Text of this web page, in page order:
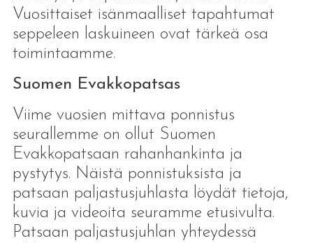
Vuosittaiset isänmaalliset tapahtumat
seppeleen laskuineen ovat tärkeä osa
toimintaamme.
Suomen Evakkopatsas
Viime vuosien mittava ponnistus
seurallemme on ollut Suomen
Evakkopatsaan rahanhankinta ja
pystytys. Näistä ponnistuksista ja
patsaan paljastusjuhlasta löydät tietoja,
kuvia ja videoita seuramme etusivulta.
Patsaan paljastusjuhlan yhteydessä